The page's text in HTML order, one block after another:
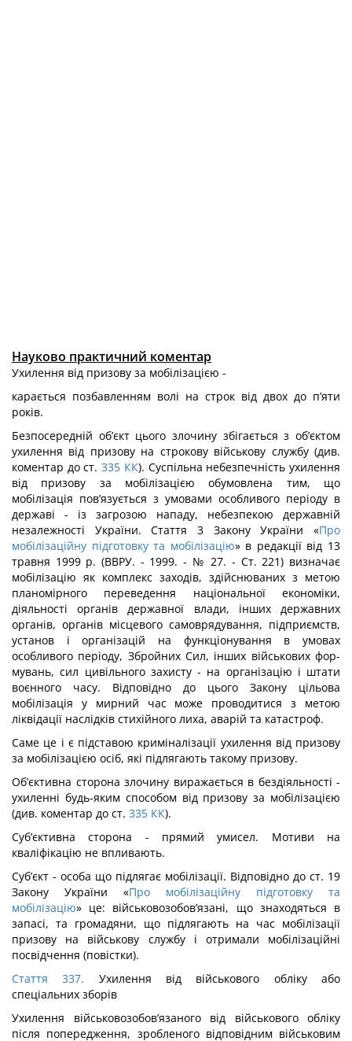
Науково практичний коментар
Ухилення від призову за мобілізацією -
карається позбавленням волі на строк від двох до п’яти
років.
Безпосередній об’єкт цього злочину збігається з об’єктом
ухилення від призо­ву на строкову військову службу (див.
коментар до ст. 335 КК). Суспільна небезпеч­ність ухилення
від призову за мобілізацією обумовлена тим, що
мобілізація пов’язується з умовами особливого періоду в
державі - із загрозою нападу, небезпекою державній
незалежності України. Стаття 3 Закону України «Про
мобілізаційну підготовку та мобілізацію» в редакції від 13
травня 1999 р. (ВВРУ. - 1999. - № 27. - Ст. 221) визна­чає
мобілізацію як комплекс заходів, здійснюваних з метою
планомірного переведен­ня національної економіки,
діяльності органів державної влади, інших державних
органів, органів місцевого самоврядування, підприємств,
установ і організацій на функціонування в умовах
особливого періоду, Збройних Сил, інших військових фор­
мувань, сил цивільного захисту - на організацію і штати
воєнного часу. Відповідно до цього Закону цільова
мобілізація у мирний час може проводитися з метою
ліквіда­ції наслідків стихійного лиха, аварій та катастроф.
Саме це і є підставою криміналізації ухилення від призову
за мобілізацією осіб, які підлягають такому призову.
Об’єктивна сторона злочину виражається в бездіяльності -
ухиленні будь-яким способом від призову за мобілізацією
(див. коментар до ст. 335 КК).
Суб’єктивна сторона - прямий умисел. Мотиви на
кваліфікацію не впливають.
Суб’єкт - особа що підлягає мобілізації. Відповідно до ст. 19
Закону України «Про мобілізаційну підготовку та
мобілізацію» це: військовозобов’язані, що знахо­дяться в
запасі, та громадяни, що підлягають на час мобілізації
призову на військову службу і отримали мобілізаційні
посвідчення (повістки).
Стаття 337. Ухилення від військового обліку або
спеціальних зборів
Ухилення військовозобов’язаного від військового обліку
після попере­дження, зробленого відповідним військовим